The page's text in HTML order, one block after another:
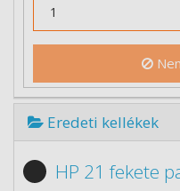
Eredeti kellékek
HP 21 fekete